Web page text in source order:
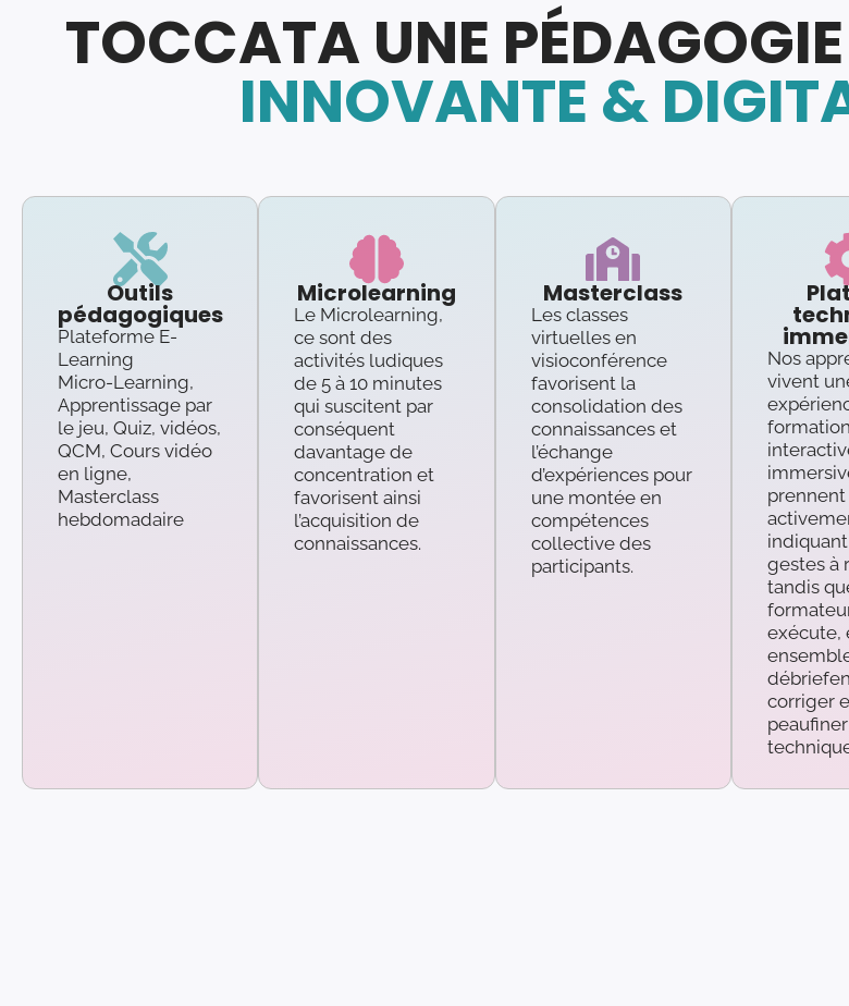
TOCCATA UNE PÉDAGOGIE
INNOVANTE &
Outils
pédagogiques
Plateforme E-
Learning
Micro-Learning,
Apprentissage par
le jeu, Quiz, vidéos,
QCM, Cours vidéo
en ligne,
Masterclass
hebdomadaire
Microlearning
Le Microlearning,
ce sont des
activités ludiques
de 5 à 10 minutes
qui suscitent par
conséquent
davantage de
concentration et
favorisent ainsi
l’acquisition de
connaissances.
Masterclass
Les classes
virtuelles en
visioconférence
favorisent la
consolidation des
connaissances et
l’échange
d’expériences pour
une montée en
compétences
collective des
participants.
Nos
vivent
formation
prennent
gestes à
tandis
exécute,
corriger